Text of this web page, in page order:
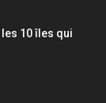
10 îles qui